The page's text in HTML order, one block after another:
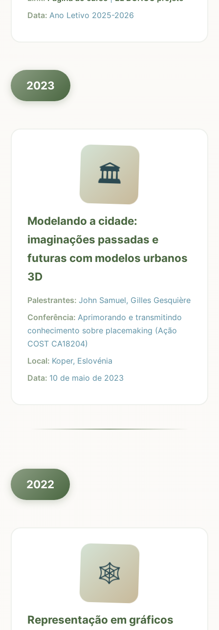
Data:Ano Letivo 2025-2026
2023
🏛️
Modelando a cidade:
imaginações passadas e
futuras com modelos urbanos
3D
Palestrantes:John Samuel, Gilles Gesquière
Conferência: Aprimorando e transmitindo
conhecimento sobre placemaking (Ação
COST CA18204)
Local: Koper, Eslovénia
Data: 10 de maio de 2023
2022
🕸️
Representação em gráficos